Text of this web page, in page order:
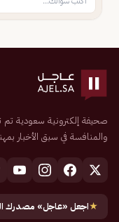
والمنافسة في سبق الأخبار
★اجعل «عاجل» مصدرك